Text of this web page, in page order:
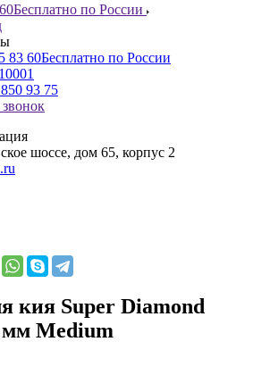
Бесплатно по России
83 60Бесплатно по России
93 75
звонок
шоссе, дом 65, корпус 2
кия Super Diamond
мм Medium